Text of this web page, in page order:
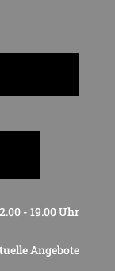
- 19.00 Uhr
Angebote